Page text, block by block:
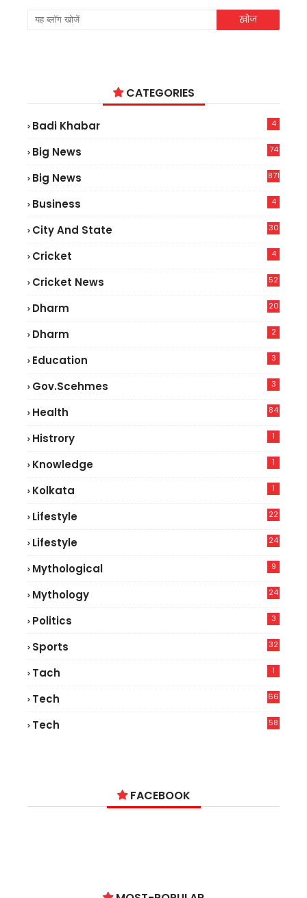
CATEGORIES
Badi Khabar 4
Big News
74
Big News 871
Business 4
City And State 30
Cricket 4
Cricket News
52
Dharm 20
Dharm 2
Education 3
Gov.scehmes 3
Health
84
Histrory 1
Knowledge 1
Kolkata 1
Lifestyle
22
Lifestyle
24
Mythological 9
Mythology 24
Politics 3
Sports 32
Tach 1
Tech
66
Tech
58
FACEBOOK